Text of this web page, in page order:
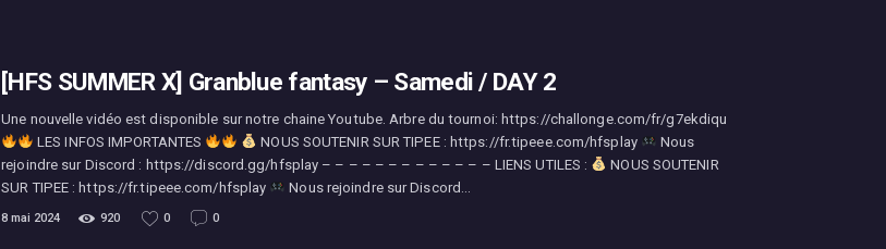
[HFS SUMMER X] Granblue fantasy – Samedi / DAY 2
Une nouvelle vidéo est disponible sur notre chaine Youtube. Arbre du tournoi: https://challonge.com/fr/g7ekdiqu
LES INFOS IMPORTANTES
NOUS SOUTENIR SUR TIPEE : https://fr.tipeee.com/hfsplay
Nous
rejoindre sur Discord : https://discord.gg/hfsplay – – – – – – – – – – – – – LIENS UTILES :
NOUS SOUTENIR
SUR TIPEE : https://fr.tipeee.com/hfsplay
Nous rejoindre sur Discord…
8 mai 2024 920 0 0